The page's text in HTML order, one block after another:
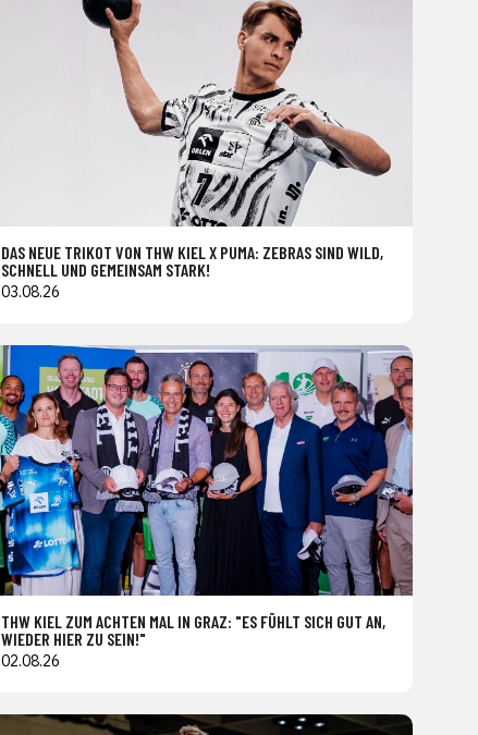
DAS NEUE TRIKOT VON THW KIEL X PUMA: ZEBRAS SIND WILD,
SCHNELL UND GEMEINSAM STARK!
03.08.26
THW KIEL ZUM ACHTEN MAL IN GRAZ: "ES FÜHLT SICH GUT AN,
WIEDER HIER ZU SEIN!"
02.08.26